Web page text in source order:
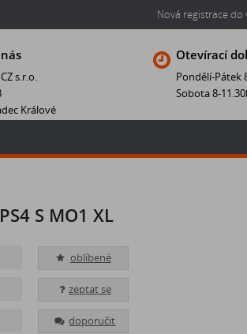
Nová registrace
s.r.o.
Králové
Otevírací
Pondělí-Pátek
Sobota 8-
S MO1 XL
oblíbené
zeptat se
doporučit